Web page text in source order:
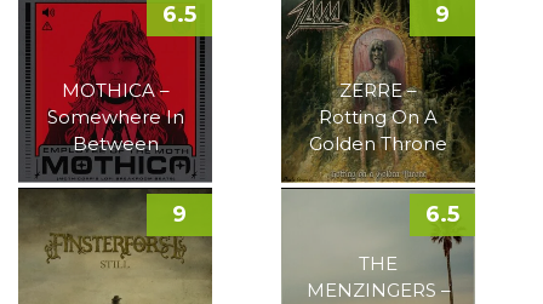
MOTHICA –
Somewhere In
Between
6.5
ZERRE –
Rotting On A
Golden Throne
9
9
THE
MENZINGERS –
6.5